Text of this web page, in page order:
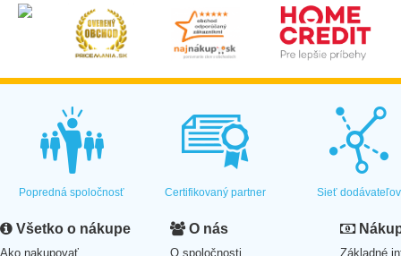
Popredná spoločnosť Certifikovaný partner Sieť dodávateľov
Všetko o nákupe
Ako nakupovať
O nás
O spoločnosti
Základné